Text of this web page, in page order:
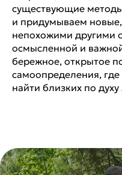
существующие
и придумываем новые,
непохожими другими
осмысленной и
бережное, открытое
самоопределения,
найти близких по